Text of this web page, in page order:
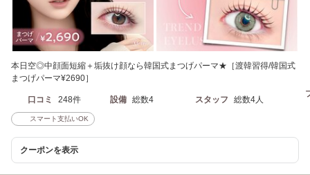
本日空◎中顔面短縮＋垢抜け顔なら韓国式まつげパーマ★［渡韓習得/韓国式
まつげパーマ¥2690］
口コミ 248件 設備 総数4 スタッフ 総数4人
スマート支払いOK
クーポンを表示